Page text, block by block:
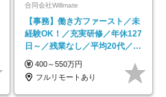
合同会社Willmate
【事務】働き方ファースト／未
経験OK！／充実研修／年休127
日～／残業なし／平均20代／リ
モートOK
400～550万円
フルリモートあり